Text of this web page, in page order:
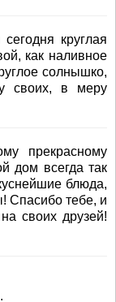
круглая
как наливное
солнышко,
своих, в меру
прекрасному
дом всегда так
блюда,
Спасибо тебе, и
своих друзей!